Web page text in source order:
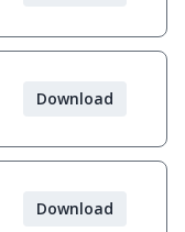
Download
Download